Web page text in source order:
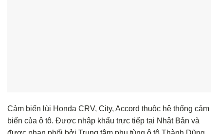
Cảm biến lùi Honda CRV, City, Accord thuộc hệ thống cảm
biến của ô tô. Được nhập khẩu trực tiếp tại Nhật Bản và